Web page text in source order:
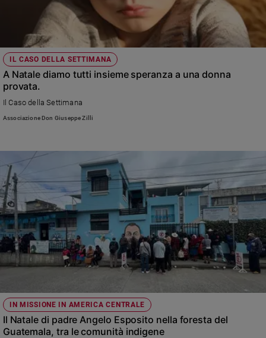
IL CASO DELLA SETTIMANA
A Natale diamo tutti insieme speranza a una donna
provata.
Il Caso della Settimana
Associazione Don Giuseppe Zilli
IN MISSIONE IN AMERICA CENTRALE
Il Natale di padre Angelo Esposito nella foresta del
Guatemala, tra le comunità indigene